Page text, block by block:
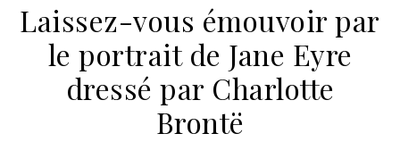
Laissez-vous émouvoir par
le portrait de Jane Eyre
dressé par Charlotte
Brontë